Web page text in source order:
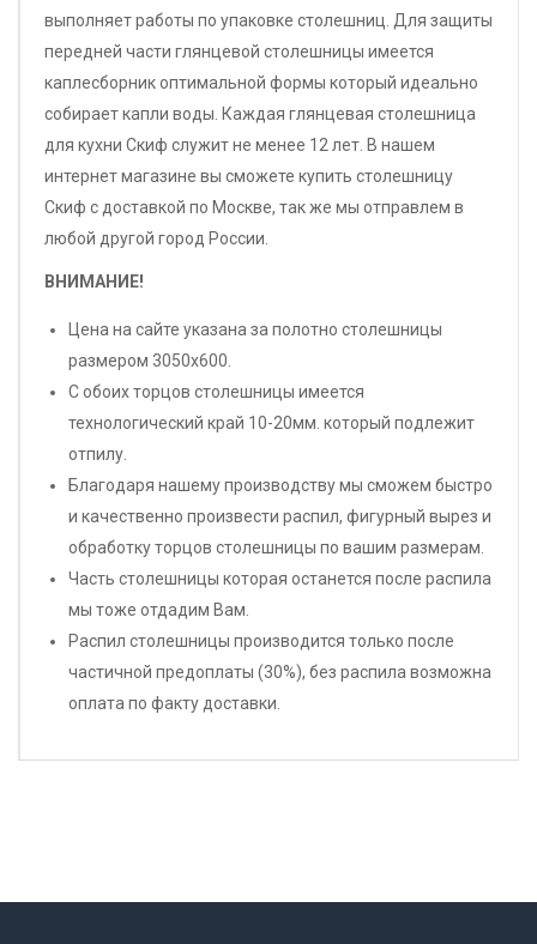
выполняет работы по упаковке столешниц. Для защиты
передней части глянцевой столешницы имеется
каплесборник оптимальной формы который идеально
собирает капли воды. Каждая глянцевая столешница
для кухни Скиф служит не менее 12 лет. В нашем
интернет магазине вы сможете купить столешницу
Скиф с доставкой по Москве, так же мы отправлем в
любой другой город России.
ВНИМАНИЕ!
Цена на сайте указана за полотно столешницы
размером 3050х600.
С обоих торцов столешницы имеется
технологический край 10-20мм. который подлежит
отпилу.
Благодаря нашему производству мы сможем быстро
и качественно произвести распил, фигурный вырез и
обработку торцов столешницы по вашим размерам.
Часть столешницы которая останется после распила
мы тоже отдадим Вам.
Распил столешницы производится только после
частичной предоплаты (30%), без распила возможна
оплата по факту доставки.